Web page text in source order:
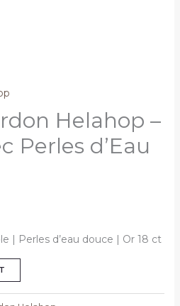
Helahop –
Perles d’Eau
| Perles d’eau douce | Or 18 ct